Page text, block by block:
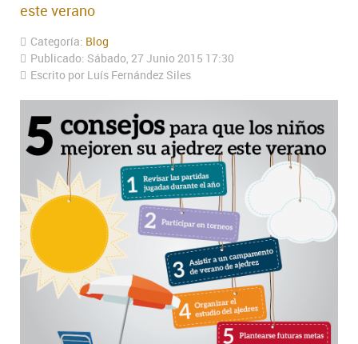
este verano
Categoría: Blog
Publicado: Sábado, 27 Junio 2015 17:30
Escrito por Luís Fernández Siles